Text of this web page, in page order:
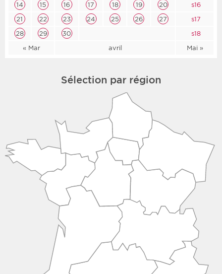
« Mar avril Mai »
14
15 16 17 18 19 20
s16
21
22 23 24 25 26 27
s17
28
29 30 s18
Sélection par région